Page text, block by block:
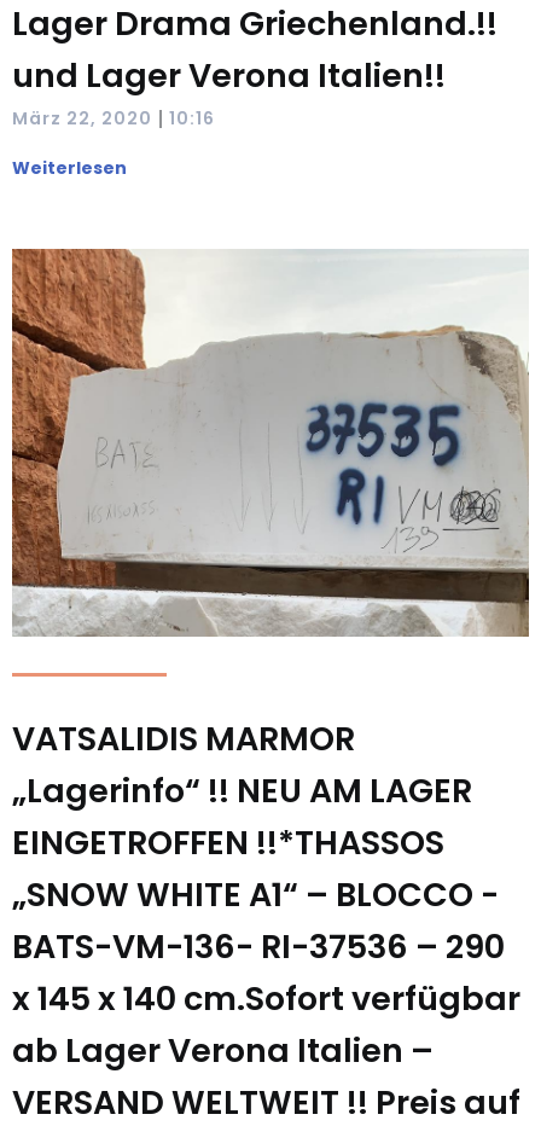
Lager Drama Griechenland.!!
und Lager Verona Italien!!
März 22, 2020 | 10:16
Weiterlesen
VATSALIDIS MARMOR
„Lagerinfo“ !! NEU AM LAGER
EINGETROFFEN !!*THASSOS
„SNOW WHITE A1“ – BLOCCO -
BATS-VM-136- RI-37536 – 290
x 145 x 140 cm.Sofort verfügbar
ab Lager Verona Italien –
VERSAND WELTWEIT !! Preis auf